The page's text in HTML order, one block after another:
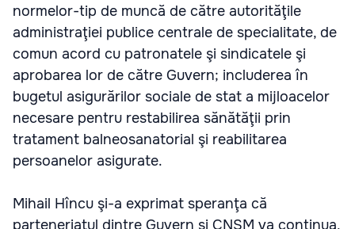
normelor-tip de muncă de către autorităţile
administraţiei publice centrale de specialitate, de
comun acord cu patronatele şi sindicatele şi
aprobarea lor de către Guvern; includerea în
bugetul asigurărilor sociale de stat a mijloacelor
necesare pentru restabilirea sănătăţii prin
tratament balneosanatorial şi reabilitarea
persoanelor asigurate.
Mihail Hîncu şi-a exprimat speranţa că
parteneriatul dintre Guvern şi CNSM va continua,